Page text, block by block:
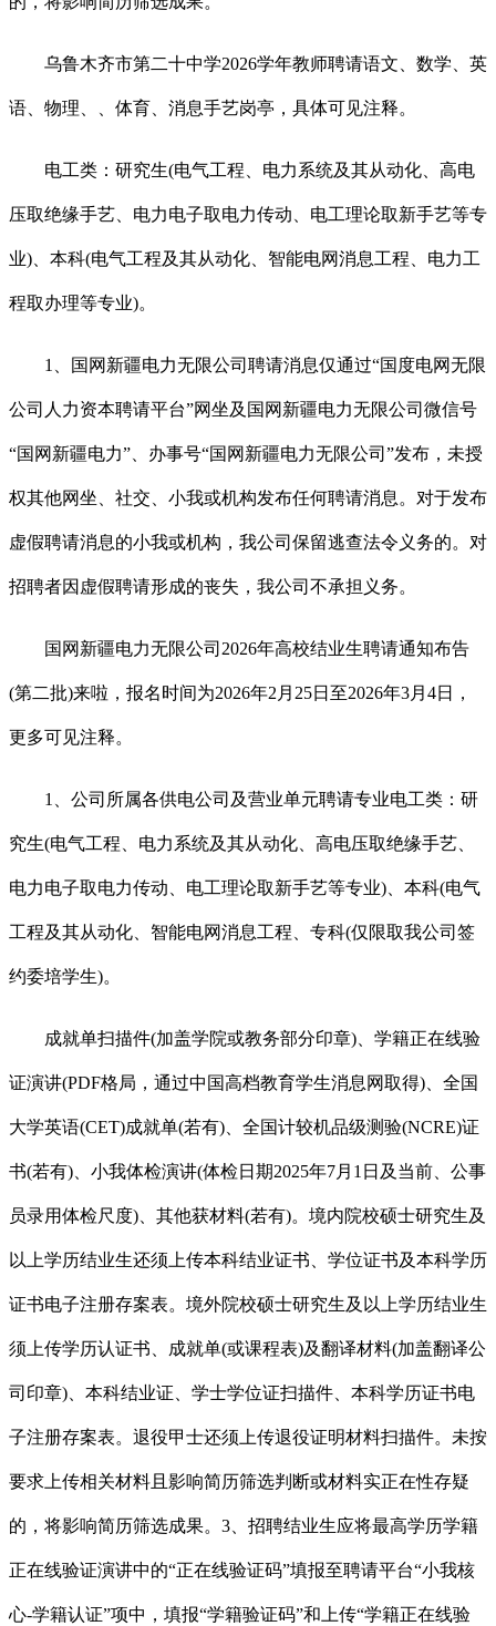
乌鲁木齐市第二十中学2026学年教师聘请语文、数学、英
语、物理、、体育、消息手艺岗亭，具体可见注释。
电工类：研究生(电气工程、电力系统及其从动化、高电
压取绝缘手艺、电力电子取电力传动、电工理论取新手艺等专
业)、本科(电气工程及其从动化、智能电网消息工程、电力工
程取办理等专业)。
1、国网新疆电力无限公司聘请消息仅通过“国度电网无限
公司人力资本聘请平台”网坐及国网新疆电力无限公司微信号
“国网新疆电力”、办事号“国网新疆电力无限公司”发布，未授
权其他网坐、社交、小我或机构发布任何聘请消息。对于发布
虚假聘请消息的小我或机构，我公司保留逃查法令义务的。对
招聘者因虚假聘请形成的丧失，我公司不承担义务。
国网新疆电力无限公司2026年高校结业生聘请通知布告
(第二批)来啦，报名时间为2026年2月25日至2026年3月4日，
更多可见注释。
1、公司所属各供电公司及营业单元聘请专业电工类：研
究生(电气工程、电力系统及其从动化、高电压取绝缘手艺、
电力电子取电力传动、电工理论取新手艺等专业)、本科(电气
工程及其从动化、智能电网消息工程、专科(仅限取我公司签
约委培学生)。
成就单扫描件(加盖学院或教务部分印章)、学籍正在线验
证演讲(PDF格局，通过中国高档教育学生消息网取得)、全国
大学英语(CET)成就单(若有)、全国计较机品级测验(NCRE)证
书(若有)、小我体检演讲(体检日期2025年7月1日及当前、公事
员录用体检尺度)、其他获材料(若有)。境内院校硕士研究生及
以上学历结业生还须上传本科结业证书、学位证书及本科学历
证书电子注册存案表。境外院校硕士研究生及以上学历结业生
须上传学历认证书、成就单(或课程表)及翻译材料(加盖翻译公
司印章)、本科结业证、学士学位证扫描件、本科学历证书电
子注册存案表。退役甲士还须上传退役证明材料扫描件。未按
要求上传相关材料且影响简历筛选判断或材料实正在性存疑
的，将影响简历筛选成果。3、招聘结业生应将最高学历学籍
正在线验证演讲中的“正在线验证码”填报至聘请平台“小我核
心-学籍认证”项中，填报“学籍验证码”和上传“学籍正在线验